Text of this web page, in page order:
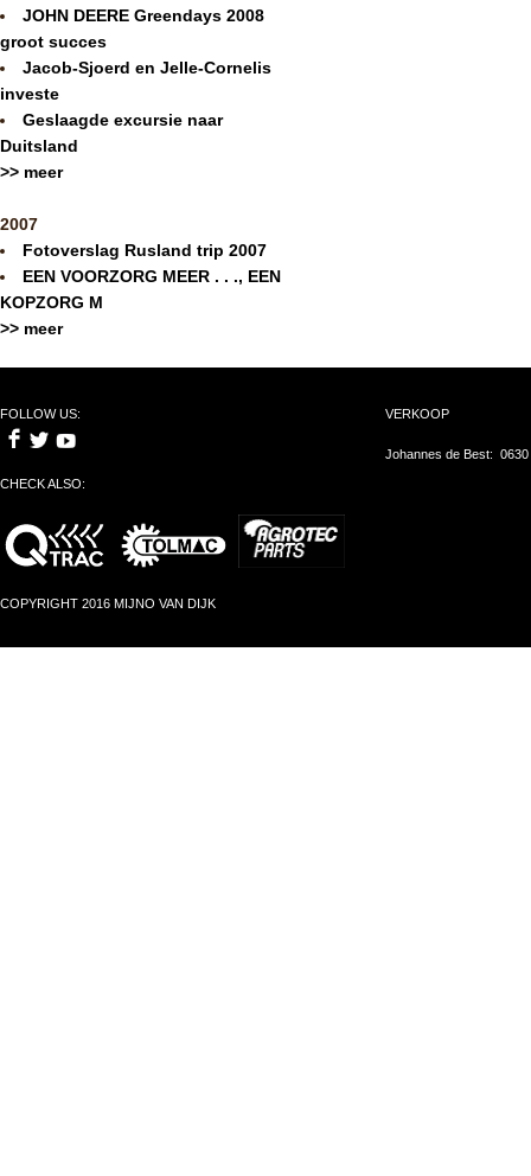
JOHN DEERE Greendays 2008
groot succes
Jacob-Sjoerd en Jelle-Cornelis
investe
Geslaagde excursie naar
Duitsland
>> meer
2007
Fotoverslag Rusland trip 2007
EEN VOORZORG MEER . . ., EEN
KOPZORG M
>> meer
FOLLOW US:
CHECK ALSO:
COPYRIGHT 2016 MIJNO VAN DIJK
VERKOOP
Johannes de Best: 0630